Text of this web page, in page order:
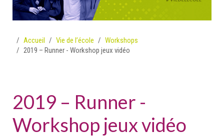
Accueil Vie de l’école
Workshops
2019 – Runner - Workshop jeux vidéo
2019 – Runner -
Workshop jeux vidéo